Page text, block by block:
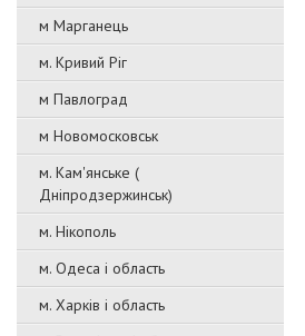
м Марганець
м. Кривий Ріг
м Павлоград
м Новомосковськ
м. Кам'янське (
Дніпродзержинськ)
м. Нікополь
м. Одеса і область
м. Харків і область